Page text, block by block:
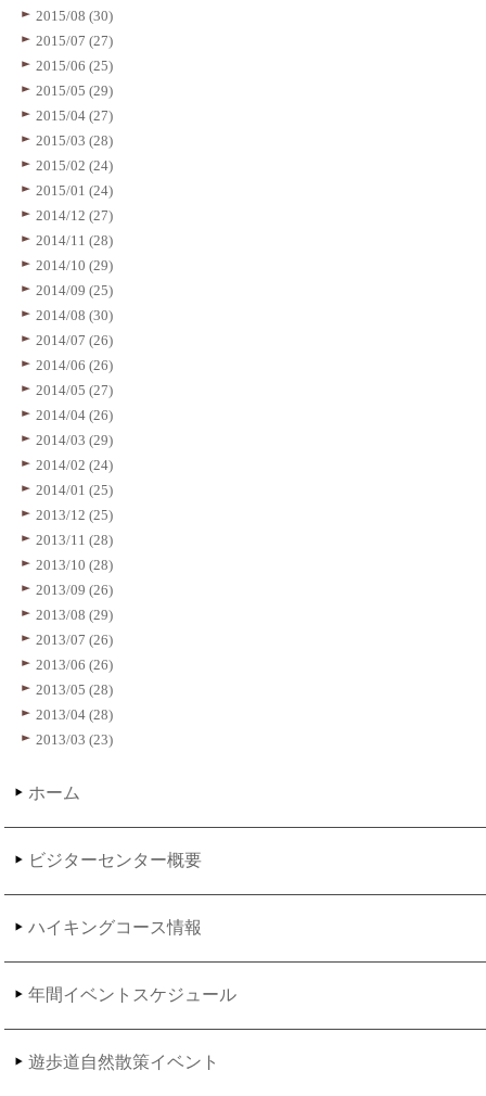
2015/08 (30)
2015/07 (27)
2015/06 (25)
2015/05 (29)
2015/04 (27)
2015/03 (28)
2015/02 (24)
2015/01 (24)
2014/12 (27)
2014/11 (28)
2014/10 (29)
2014/09 (25)
2014/08 (30)
2014/07 (26)
2014/06 (26)
2014/05 (27)
2014/04 (26)
2014/03 (29)
2014/02 (24)
2014/01 (25)
2013/12 (25)
2013/11 (28)
2013/10 (28)
2013/09 (26)
2013/08 (29)
2013/07 (26)
2013/06 (26)
2013/05 (28)
2013/04 (28)
2013/03 (23)
ホーム
ビジターセンター概要
ハイキングコース情報
年間イベントスケジュール
遊歩道自然散策イベント